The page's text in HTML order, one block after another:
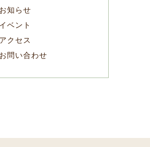
お知らせ
イベント
アクセス
お問い合わせ